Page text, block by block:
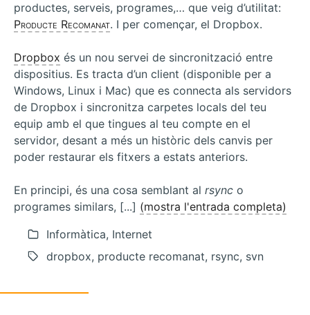
productes, serveis, programes,… que veig d’utilitat:
Producte Recomanat. I per començar, el Dropbox.
Dropbox és un nou servei de sincronització entre
dispositius. Es tracta d’un client (disponible per a
Windows, Linux i Mac) que es connecta als servidors
de Dropbox i sincronitza carpetes locals del teu
equip amb el que tingues al teu compte en el
servidor, desant a més un històric dels canvis per
poder restaurar els fitxers a estats anteriors.
En principi, és una cosa semblant al rsync o
programes similars, [...] (mostra l'entrada completa)
Informàtica, Internet
dropbox, producte recomanat, rsync, svn